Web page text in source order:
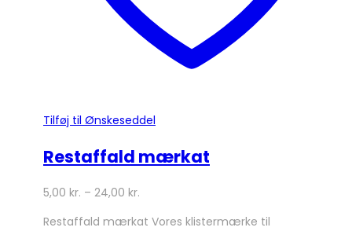
Tilføj til Ønskeseddel
Restaffald mærkat
5,00 kr. – 24,00 kr.
Restaffald mærkat Vores klistermærke til